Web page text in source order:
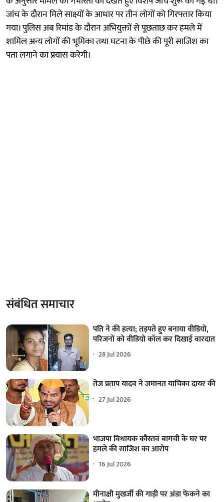
जांच के दौरान मिले साक्ष्यों के आधार पर तीन लोगों को गिरफ्तार किया
गया। पुलिस अब रिमांड के दौरान अभियुक्तों से पूछताछ कर हमले में
शामिल अन्य लोगों की भूमिका तथा घटना के पीछे की पूरी साजिश का
पता लगाने का प्रयास करेगी।
संबंधित समाचार
पति ने की हत्या; तड़पते हुए बनाया वीडियो,
परिजनों को वीडियो कॉल कर दिखाई वारदात
28 Jul 2026
तेज प्रताप यादव ने जमानत याचिका दायर की
27 Jul 2026
भाजपा विधायक कौस्तव बागची के घर पर
हमले की साजिश का आरोप
16 Jul 2026
मीनाक्षी मुखर्जी की गाड़ी पर अंडा फेंकने का